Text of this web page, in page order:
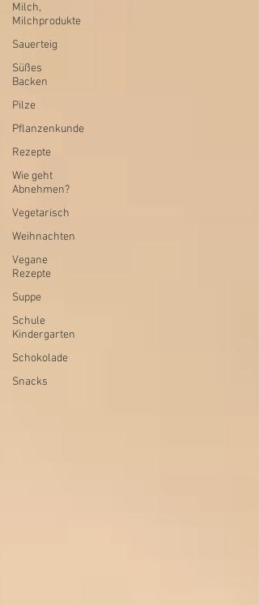
Milch,
Milchprodukte
Sauerteig
Süßes
Backen
Pilze
Pflanzenkunde
Rezepte
Wie geht
Abnehmen?
Vegetarisch
Weihnachten
Vegane
Rezepte
Suppe
Schule
Kindergarten
Schokolade
Snacks